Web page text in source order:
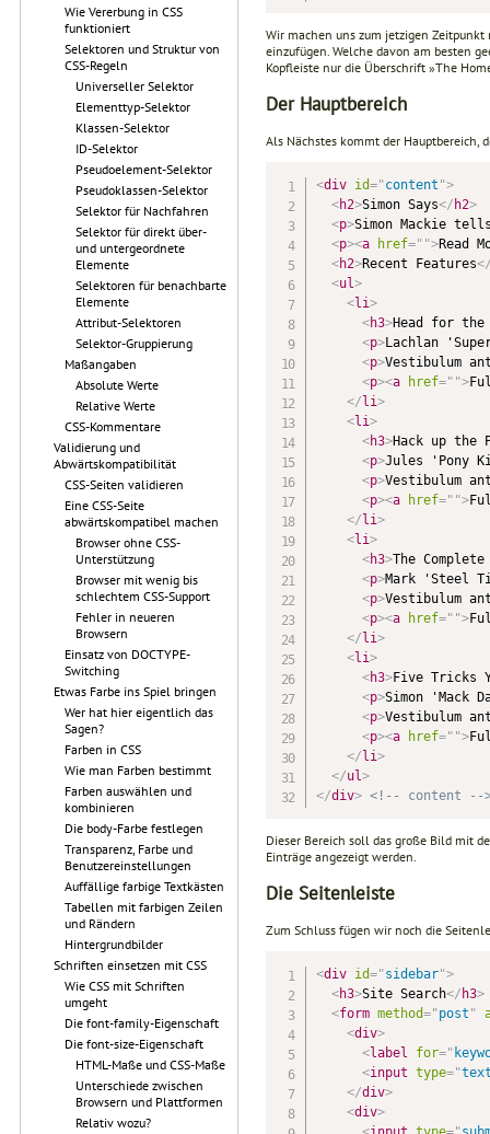
Wie Vererbung in CSS
funktioniert
Selektoren und Struktur von
CSS-Regeln
Universeller Selektor
Elementtyp-Selektor
Klassen-Selektor
ID-Selektor
Pseudoelement-Selektor
Pseudoklassen-Selektor
Selektor für Nachfahren
Selektor für direkt über-
und untergeordnete
Elemente
Selektoren für benachbarte
Elemente
Attribut-Selektoren
Selektor-Gruppierung
Maßangaben
Absolute Werte
Relative Werte
CSS-Kommentare
Validierung und
Abwärtskompatibilität
CSS-Seiten validieren
Eine CSS-Seite
abwärtskompatibel machen
Browser ohne CSS-
Unterstützung
Browser mit wenig bis
schlechtem CSS-Support
Fehler in neueren
Browsern
Einsatz von DOCTYPE-
Switching
Etwas Farbe ins Spiel bringen
Wer hat hier eigentlich das
Sagen?
Farben in CSS
Wie man Farben bestimmt
Farben auswählen und
kombinieren
Die body-Farbe festlegen
Transparenz, Farbe und
Benutzereinstellungen
Auffällige farbige Textkästen
Tabellen mit farbigen Zeilen
und Rändern
Hintergrundbilder
Schriften einsetzen mit CSS
Wie CSS mit Schriften
umgeht
Die font-family-Eigenschaft
Die font-size-Eigenschaft
HTML-Maße und CSS-Maße
Unterschiede zwischen
Browsern und Plattformen
Relativ wozu?
Wir machen uns zum jetzigen
einzufügen. Welche davon am besten
Kopfleiste nur die Überschrift »The
Der Hauptbereich
Als Nächstes kommt der Hauptbereich,
<div id="content ">
<h2>Simon Says</ h2>
<p>Simon Mackie
<p><a href=" ">Read
<h2>Recent Features
<ul>
<li>
<h3>Head for
<p>Lachlan
<p>Vestibulum
<p><a href=" ">
</li>
<li>
<h3>Hack up the
<p>Jules 'Pony
<p>Vestibulum
<p><a href=" ">
</li>
<li>
<h3>The
<p>Mark 'Steel
<p>Vestibulum
<p><a href=" ">
</li>
<li>
<h3>Five Tricks
<p>Simon 'Mack
<p>Vestibulum
<p><a href=" ">
</li>
</ul>
</div> <!-- content --
Dieser Bereich soll das große Bild mit
Einträge angezeigt werden.
Die Seitenleiste
Zum Schluss fügen wir noch die
<div id="sidebar">
<h3>Site Search</ h3>
<form method="post "
<div>
<label for="
<input type="
</div>
<div>